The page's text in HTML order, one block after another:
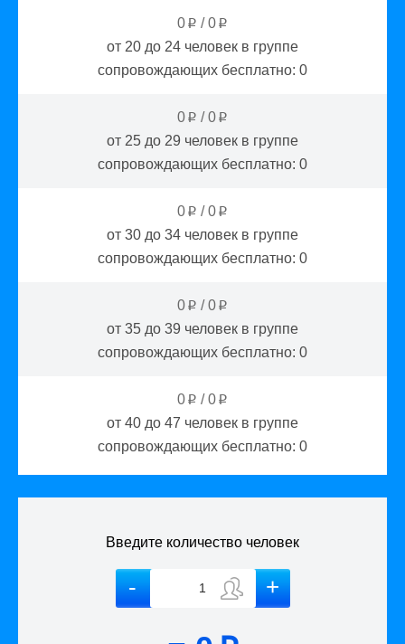
0 p /0 p
от 20 до 24 человек в группе
сопровождающих бесплатно: 0
0 p /0 p
от 25 до 29 человек в группе
сопровождающих бесплатно: 0
0 p /0 p
от 30 до 34 человек в группе
сопровождающих бесплатно: 0
0 p /0 p
от 35 до 39 человек в группе
сопровождающих бесплатно: 0
0 p /0 p
от 40 до 47 человек в группе
сопровождающих бесплатно: 0
Введите количество человек